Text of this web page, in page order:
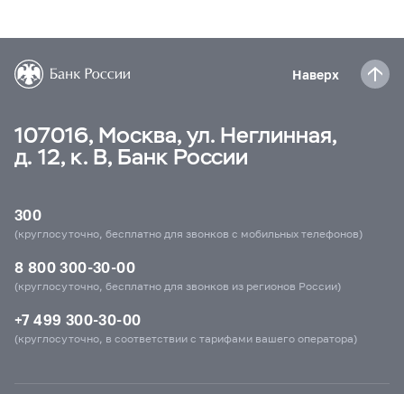
Наверх
107016, Москва, ул. Неглинная,
д. 12, к. В, Банк России
300
(круглосуточно, бесплатно для звонков с мобильных телефонов)
8 800 300-30-00
(круглосуточно, бесплатно для звонков из регионов России)
+7 499 300-30-00
(круглосуточно, в соответствии с тарифами вашего оператора)